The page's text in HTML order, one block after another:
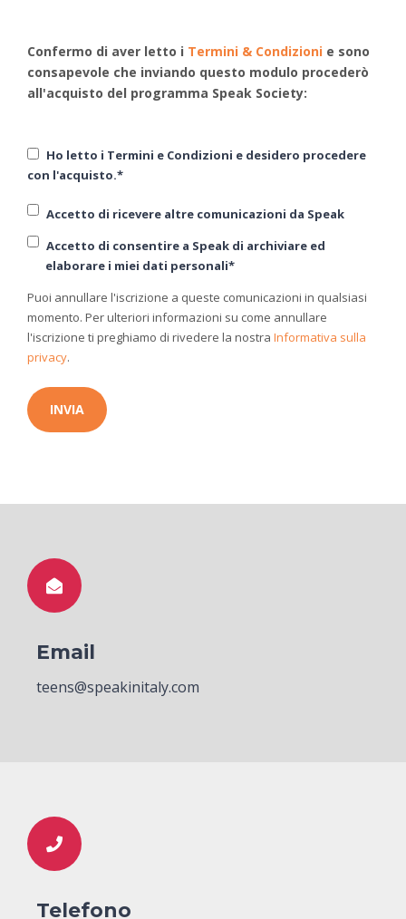
Confermo di aver letto i Termini & Condizioni e sono
consapevole che inviando questo modulo procederò
all'acquisto del programma Speak Society:
Ho letto i Termini e Condizioni e desidero procedere
con l'acquisto.*
Accetto di ricevere altre comunicazioni da Speak
Accetto di consentire a Speak di archiviare ed
elaborare i miei dati personali*
Puoi annullare l'iscrizione a queste comunicazioni in qualsiasi
momento. Per ulteriori informazioni su come annullare
l'iscrizione ti preghiamo di rivedere la nostra Informativa sulla
privacy.
Email
teens@speakinitaly.com
Telefono